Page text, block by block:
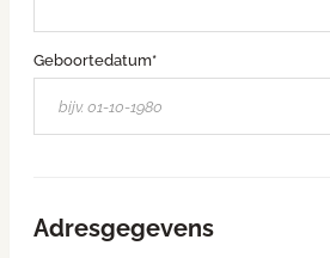
Geboortedatum*
Adresgegevens